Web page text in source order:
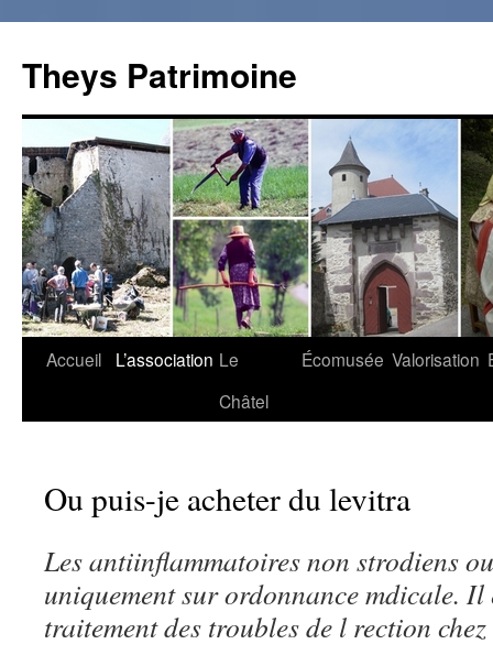
Theys Patrimoine
Aller
Accueil L’association Le
Châtel
Écomusée Valorisation
Ou puis-je acheter du levitra
Les antiinflammatoires non strodiens
uniquement sur ordonnance mdicale.
traitement des troubles de l rection